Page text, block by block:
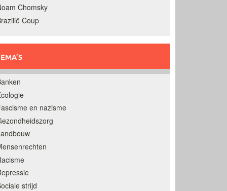
Chomsky
Coup
en nazisme
strijd